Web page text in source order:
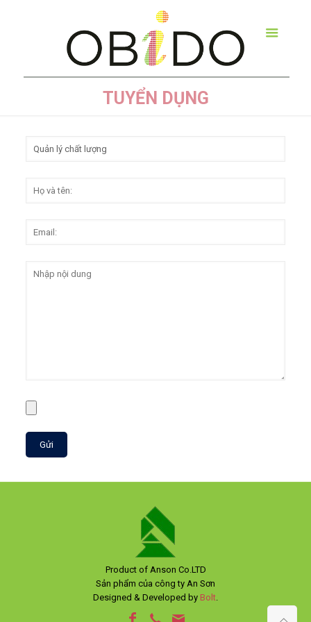
TUYỂN DỤNG
Product of Anson Co.LTD
Sản phẩm của công ty An Sơn
Designed & Developed by Bolt.